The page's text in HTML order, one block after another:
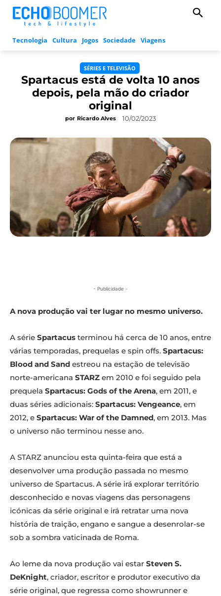
Tecnologia Cultura Jogos Sociedade Viagens
SÉRIES E TELEVISÃO
Spartacus está de volta 10 anos
depois, pela mão do criador
original
por Ricardo Alves 10/02/2023
- Publicidade -
A nova produção vai ter lugar no mesmo universo.
A série Spartacus terminou há cerca de 10 anos, entre
várias temporadas, prequelas e spin offs. Spartacus:
Blood and Sand estreou na estação de televisão
norte-americana STARZ em 2010 e foi seguido pela
prequela Spartacus: Gods of the Arena, em 2011, e
duas séries adicionais: Spartacus: Vengeance, em
2012, e Spartacus: War of the Damned, em 2013. Mas
o universo não terminou nesse ano.
A STARZ anunciou esta quinta-feira que está a
desenvolver uma produção passada no mesmo
universo de Spartacus. A série irá explorar território
desconhecido e novas viagens das personagens
icónicas da série original e irá retratar uma nova
história de traição, engano e sangue a desenrolar-se
sob a sombra vaticinada de Roma.
Ao leme da nova produção vai estar Steven S.
DeKnight, criador, escritor e produtor executivo da
série original, que regressa como showrunner e